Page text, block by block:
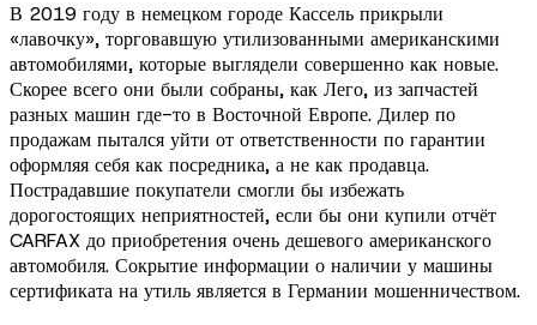
В 2019 году в немецком городе Кассель прикрыли
«лавочку», торговавшую утилизованными американскими
автомобилями, которые выглядели совершенно как новые.
Скорее всего они были собраны, как Лего, из запчастей
разных машин где-то в Восточной Европе. Дилер по
продажам пытался уйти от ответственности по гарантии
оформляя себя как посредника, а не как продавца.
Пострадавшие покупатели смогли бы избежать
дорогостоящих неприятностей, если бы они купили отчёт
CARFAX до приобретения очень дешевого американского
автомобиля. Сокрытие информации о наличии у машины
сертификата на утиль является в Германии мошенничеством.